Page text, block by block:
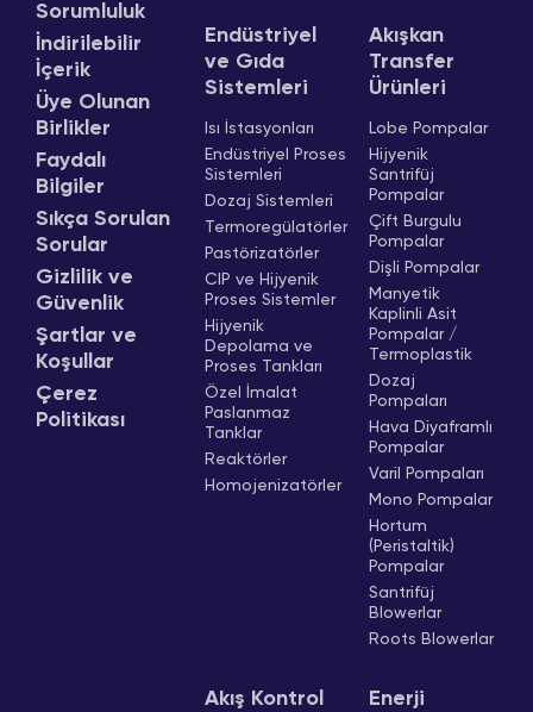
Sorumluluk
İndirilebilir
İçerik
Üye Olunan
Birlikler
Faydalı
Bilgiler
Sıkça Sorulan
Sorular
Gizlilik ve
Güvenlik
Şartlar ve
Koşullar
Çerez
Politikası
Endüstriyel
ve Gıda
Sistemleri
Isı İstasyonları
Endüstriyel Proses
Sistemleri
Dozaj Sistemleri
Termoregülatörler
Pastörizatörler
CIP ve Hijyenik
Proses Sistemler
Hijyenik
Depolama ve
Proses Tankları
Özel İmalat
Paslanmaz
Tanklar
Reaktörler
Homojenizatörler
Akışkan
Transfer
Ürünleri
Lobe Pompalar
Hijyenik
Santrifüj
Pompalar
Çift Burgulu
Pompalar
Dişli Pompalar
Manyetik
Kaplinli Asit
Pompalar /
Termoplastik
Dozaj
Pompaları
Hava Diyaframlı
Pompalar
Varil Pompaları
Mono Pompalar
Hortum
(Peristaltik)
Pompalar
Santrifüj
Blowerlar
Roots Blowerlar
Akış Kontrol
Enerji